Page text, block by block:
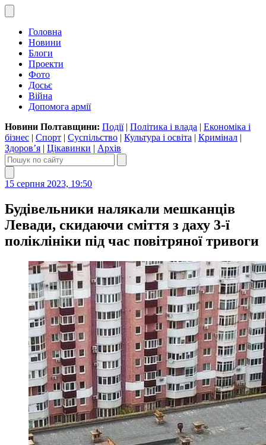
Головна
Новини
Блоги
Проекти
Фото
Досьє
Війна
Допомога армії
Новини Полтавщини: Події| Політика і влада | Економіка і
бізнес | Спорт | Суспільство | Культура і освіта | Кримінал |
Здоров’я | Цікавинки | Архів
15 серпня 2023, 19:50
Будівельники налякали мешканців
Левади, скидаючи сміття з даху 3-ї
поліклініки під час повітряної тривоги